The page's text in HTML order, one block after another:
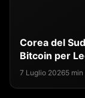
Corea del
Bitcoin per
7 Luglio 20265